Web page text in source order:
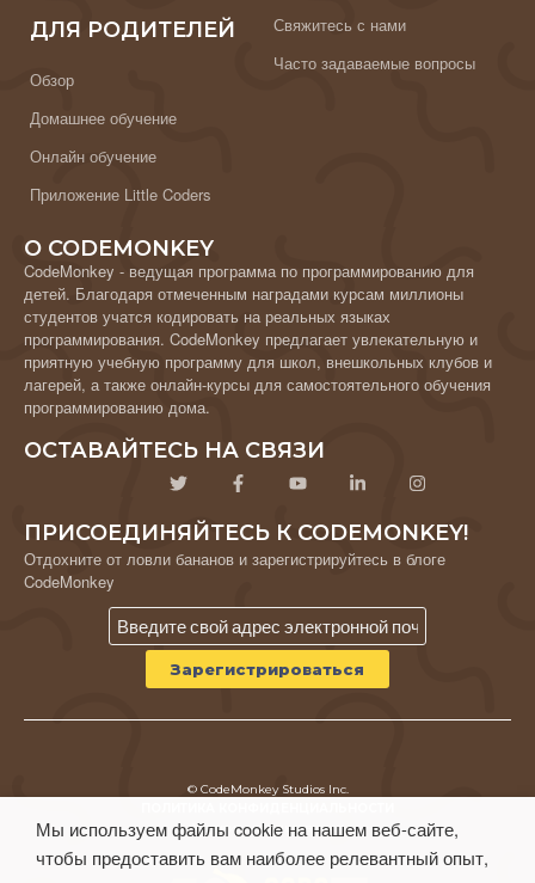
ДЛЯ РОДИТЕЛЕЙ
Обзор
Домашнее обучение
Онлайн обучение
Приложение Little Coders
Свяжитесь с нами
Часто задаваемые вопросы
О CODEMONKEY
CodeMonkey - ведущая программа по программированию для
детей. Благодаря отмеченным наградами курсам миллионы
студентов учатся кодировать на реальных языках
программирования. CodeMonkey предлагает увлекательную и
приятную учебную программу для школ, внешкольных клубов и
лагерей, а также онлайн-курсы для самостоятельного обучения
программированию дома.
ОСТАВАЙТЕСЬ НА СВЯЗИ
ПРИСОЕДИНЯЙТЕСЬ К CODEMONKEY!
Отдохните от ловли бананов и зарегистрируйтесь в блоге
CodeMonkey
© CodeMonkey Studios Inc.
Условия использования
Мы используем файлы cookie на нашем веб-сайте,
чтобы предоставить вам наиболее релевантный опыт,